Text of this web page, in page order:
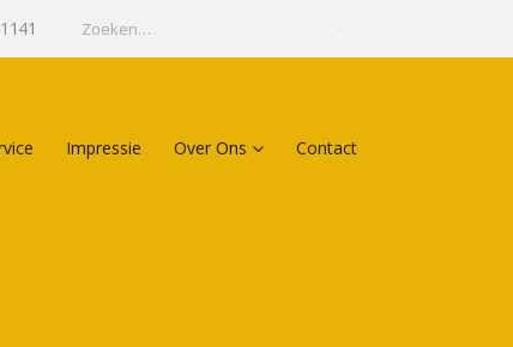
Impressie Over Ons Contact